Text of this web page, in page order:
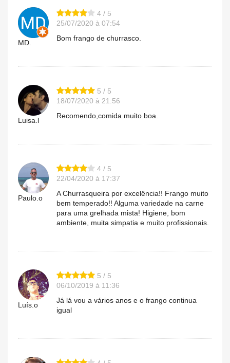
MD.
4 / 5
25/07/2020 à 07:54
Bom frango de churrasco.
Luisa.l
5 / 5
18/07/2020 à 21:56
Recomendo,comida muito boa.
Paulo.o
4 / 5
22/04/2020 à 17:37
A Churrasqueira por excelência!! Frango muito
bem temperado!! Alguma variedade na carne
para uma grelhada mista! Higiene, bom
ambiente, muita simpatia e muito profissionais.
Luís.o
5 / 5
06/10/2019 à 11:36
Já lá vou a vários anos e o frango continua
igual